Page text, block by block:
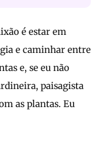
é estar em
e caminhar entre
e, se eu não
paisagista
as plantas. Eu